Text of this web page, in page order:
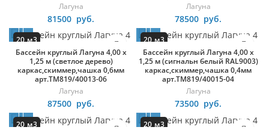
Лагуна
81500 руб.
Лагуна
78500 руб.
20 м3
круг
Бассейн круглый Лагуна 4,00 х
1,25 м (светлое дерево)
каркас,скиммер,чашка 0,6мм
арт.ТМ819/40013-06
Лагуна
87500 руб.
20 м3
круг
Бассейн круглый Лагуна 4,00 х
1,25 м (сигнальн белый RAL9003)
каркас,скиммер,чашка 0,4мм
арт.ТМ819/40015-04
Лагуна
73500 руб.
20 м3
20 м3